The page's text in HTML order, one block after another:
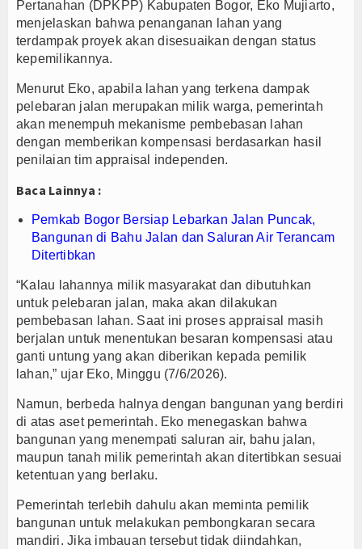
Ciherang di Cakung, Urban Farming Bali Lestari Hasilkan 10 Ton
Jadi Mesin Pertumbuhan, Cafe dan Gerai Produk Hilir Segera Hadir
Paripurna APBD Majalengka, Bupati Beri Penjelasan
Pertanahan (DPKPP) Kabupaten Bogor, Eko Mujiarto,
menjelaskan bahwa penanganan lahan yang
terdampak proyek akan disesuaikan dengan status
kepemilikannya.
Menurut Eko, apabila lahan yang terkena dampak
pelebaran jalan merupakan milik warga, pemerintah
akan menempuh mekanisme pembebasan lahan
dengan memberikan kompensasi berdasarkan hasil
penilaian tim appraisal independen.
Baca Lainnya :
Pemkab Bogor Bersiap Lebarkan Jalan Puncak,
Bangunan di Bahu Jalan dan Saluran Air Terancam
Ditertibkan
“Kalau lahannya milik masyarakat dan dibutuhkan
untuk pelebaran jalan, maka akan dilakukan
pembebasan lahan. Saat ini proses appraisal masih
berjalan untuk menentukan besaran kompensasi atau
ganti untung yang akan diberikan kepada pemilik
lahan,” ujar Eko, Minggu (7/6/2026).
Namun, berbeda halnya dengan bangunan yang berdiri
di atas aset pemerintah. Eko menegaskan bahwa
bangunan yang menempati saluran air, bahu jalan,
maupun tanah milik pemerintah akan ditertibkan sesuai
ketentuan yang berlaku.
Pemerintah terlebih dahulu akan meminta pemilik
bangunan untuk melakukan pembongkaran secara
mandiri. Jika imbauan tersebut tidak diindahkan,